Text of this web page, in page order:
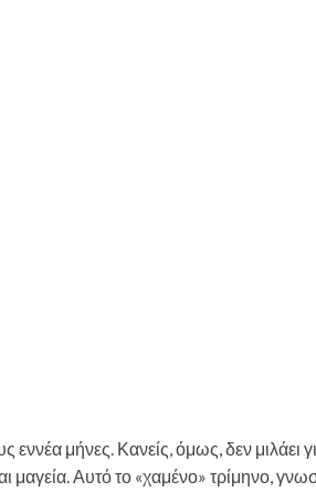
εννέα μήνες. Κανείς, όμως, δεν μιλάει
μαγεία. Αυτό το «χαμένο» τρίμηνο,